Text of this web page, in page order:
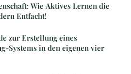
Wie Aktives Lernen die
Entfacht!
zur Erstellung eines
Systems in den eigenen vier